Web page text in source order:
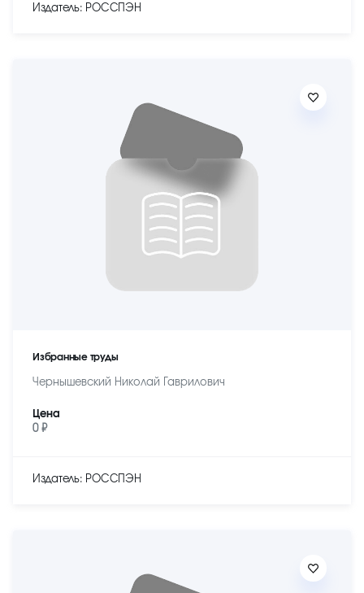
Издатель: РОССПЭН
Избранные труды
Чернышевский Николай Гаврилович
Цена
0 ₽
Издатель: РОССПЭН